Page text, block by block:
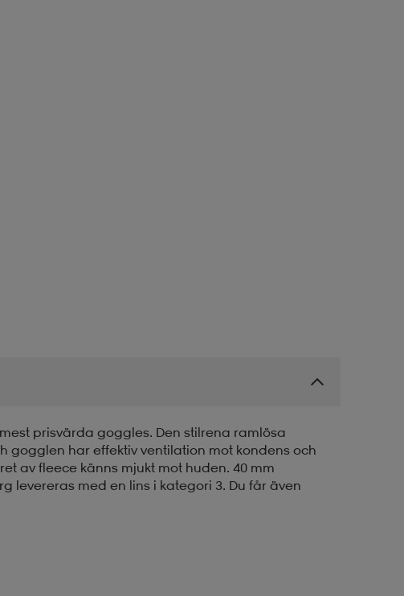
prisvärda goggles. Den stilrena ramlösa
gogglen har effektiv ventilation mot kondens och
av fleece känns mjukt mot huden. 40 mm
levereras med en lins i kategori 3. Du får även